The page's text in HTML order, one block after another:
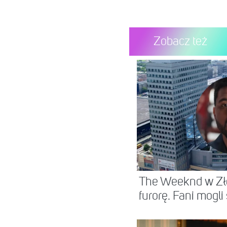
Post
Zobacz też
The Weeknd w
furorę. Fani mogli